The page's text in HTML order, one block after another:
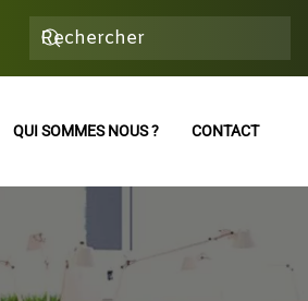
QUI SOMMES NOUS ? CONTACT